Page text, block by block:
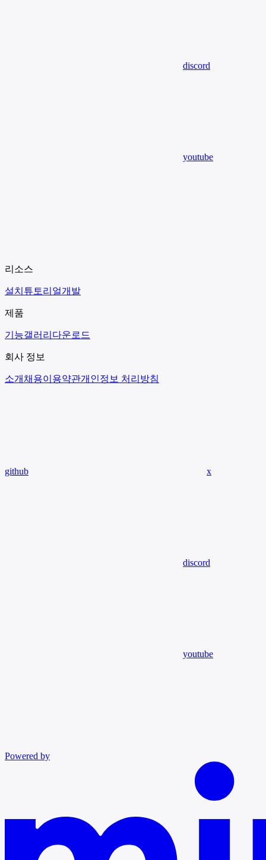
discord
youtube
리소스
설치 튜토리얼개발
제품
기능갤러리 다운로드
회사 정보
소개 채용이용약관개인정보 처리방침
github x
discord
youtube
Powered by